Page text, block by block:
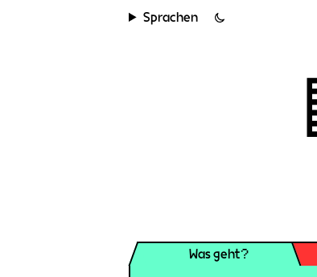
Sprachen
Was geht?